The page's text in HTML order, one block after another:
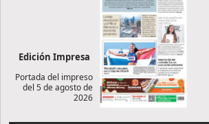
Edición Impresa
Portada del impreso
del 5 de agosto de
2026